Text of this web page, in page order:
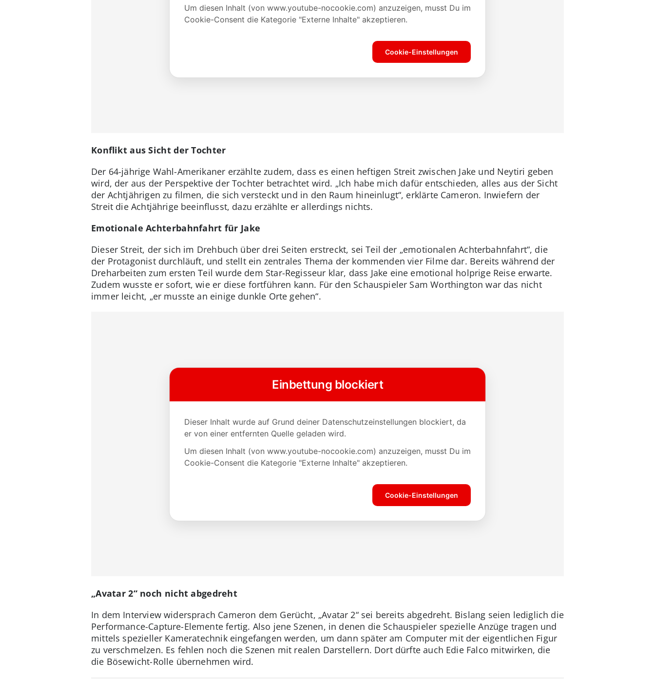
Konflikt aus Sicht der Tochter
Der 64-jährige Wahl-Amerikaner erzählte zudem, dass es einen heftigen Streit zwischen Jake und Neytiri geben
wird, der aus der Perspektive der Tochter betrachtet wird. „Ich habe mich dafür entschieden, alles aus der Sicht
der Achtjährigen zu filmen, die sich versteckt und in den Raum hineinlugt“, erklärte Cameron. Inwiefern der
Streit die Achtjährige beeinflusst, dazu erzählte er allerdings nichts.
Emotionale Achterbahnfahrt für Jake
Dieser Streit, der sich im Drehbuch über drei Seiten erstreckt, sei Teil der „emotionalen Achterbahnfahrt“, die
der Protagonist durchläuft, und stellt ein zentrales Thema der kommenden vier Filme dar. Bereits während der
Dreharbeiten zum ersten Teil wurde dem Star-Regisseur klar, dass Jake eine emotional holprige Reise erwarte.
Zudem wusste er sofort, wie er diese fortführen kann. Für den Schauspieler Sam Worthington war das nicht
immer leicht, „er musste an einige dunkle Orte gehen“.
„Avatar 2“ noch nicht abgedreht
In dem Interview widersprach Cameron dem Gerücht, „Avatar 2“ sei bereits abgedreht. Bislang seien lediglich die
Performance-Capture-Elemente fertig. Also jene Szenen, in denen die Schauspieler spezielle Anzüge tragen und
mittels spezieller Kameratechnik eingefangen werden, um dann später am Computer mit der eigentlichen Figur
zu verschmelzen. Es fehlen noch die Szenen mit realen Darstellern. Dort dürfte auch Edie Falco mitwirken, die
die Bösewicht-Rolle übernehmen wird.